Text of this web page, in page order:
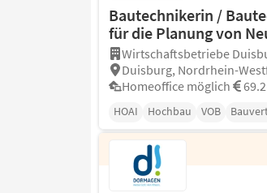
Bautechnikerin /
für die Planung von
Wirtschaftsbetriebe
Duisburg, Nordrhein-
Homeoffice möglich
HOAI Hochbau VOB